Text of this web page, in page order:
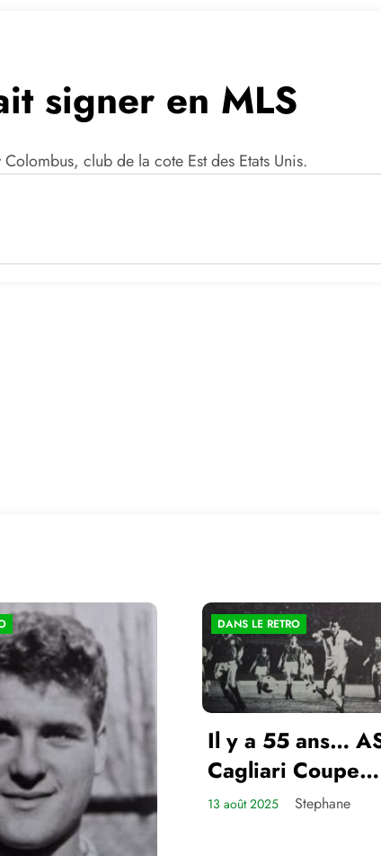
signer en MLS
club de la cote Est des Etats Unis.
DANS LE RETRO
Il y a 55 ans…
Cagliari Coupe
d’Europe des
13 août 2025 Stephane